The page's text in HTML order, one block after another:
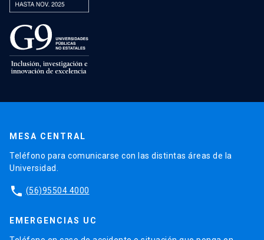
MESA CENTRAL
Teléfono para comunicarse con las distintas áreas de la
Universidad.
phone (56)95504 4000
EMERGENCIAS UC